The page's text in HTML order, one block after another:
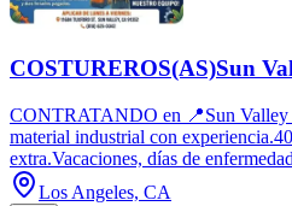
COSTUREROS(AS)Sun
CONTRATANDO en 📍Sun
material industrial con
extra.Vacaciones, días de
Los Angeles, CA